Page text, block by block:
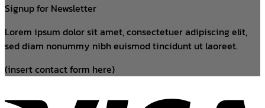
Signup for Newsletter
Lorem ipsum dolor sit amet, consectetuer adipiscing elit,
sed diam nonummy nibh euismod tincidunt ut laoreet.
(insert contact form here)